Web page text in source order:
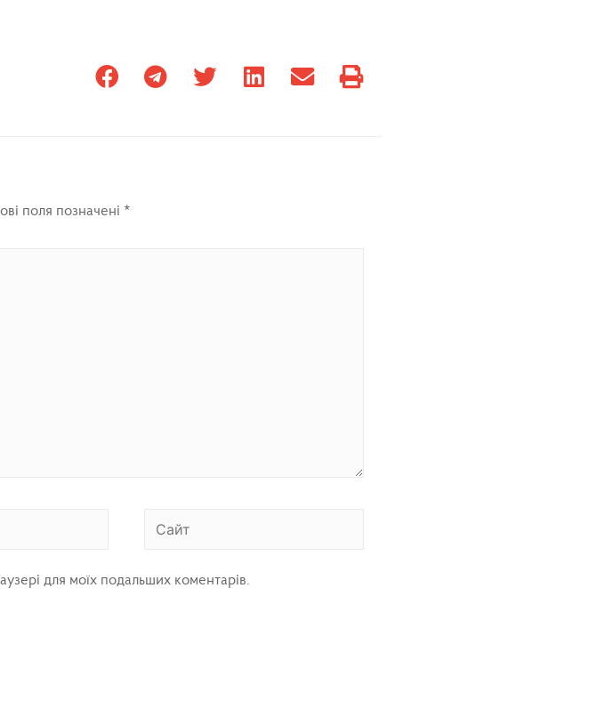
поля позначені *
для моїх подальших коментарів.